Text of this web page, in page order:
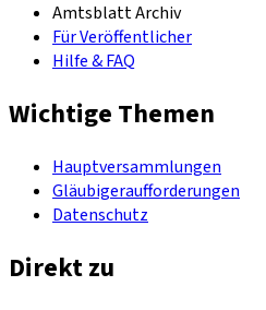
Amtsblatt Archiv
Für Veröffentlicher
Hilfe & FAQ
Wichtige Themen
Hauptversammlungen
Gläubigeraufforderungen
Datenschutz
Direkt zu